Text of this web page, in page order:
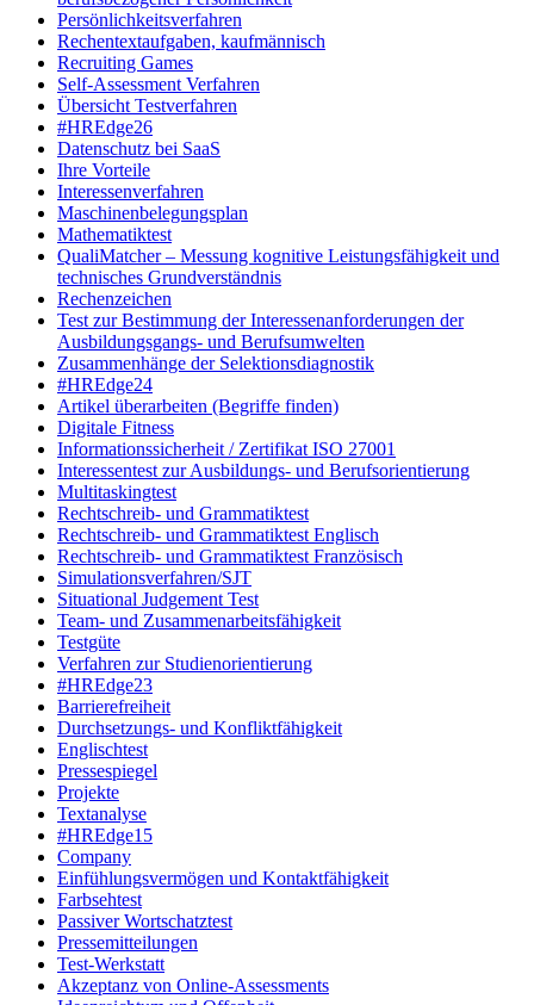
Persönlichkeitsverfahren
Rechentextaufgaben, kaufmännisch
Recruiting Games
Self-Assessment Verfahren
Übersicht Testverfahren
#HREdge26
Datenschutz bei SaaS
Ihre Vorteile
Interessenverfahren
Maschinenbelegungsplan
Mathematiktest
QualiMatcher – Messung kognitive Leistungsfähigkeit und
technisches Grundverständnis
Rechenzeichen
Test zur Bestimmung der Interessenanforderungen der
Ausbildungsgangs- und Berufsumwelten
Zusammenhänge der Selektionsdiagnostik
#HREdge24
Artikel überarbeiten (Begriffe finden)
Digitale Fitness
Informationssicherheit / Zertifikat ISO 27001
Interessentest zur Ausbildungs- und Berufsorientierung
Multitaskingtest
Rechtschreib- und Grammatiktest
Rechtschreib- und Grammatiktest Englisch
Rechtschreib- und Grammatiktest Französisch
Simulationsverfahren/SJT
Situational Judgement Test
Team- und Zusammenarbeitsfähigkeit
Testgüte
Verfahren zur Studienorientierung
#HREdge23
Barrierefreiheit
Durchsetzungs- und Konfliktfähigkeit
Englischtest
Pressespiegel
Projekte
Textanalyse
#HREdge15
Company
Einfühlungsvermögen und Kontaktfähigkeit
Farbsehtest
Passiver Wortschatztest
Pressemitteilungen
Test-Werkstatt
Akzeptanz von Online-Assessments